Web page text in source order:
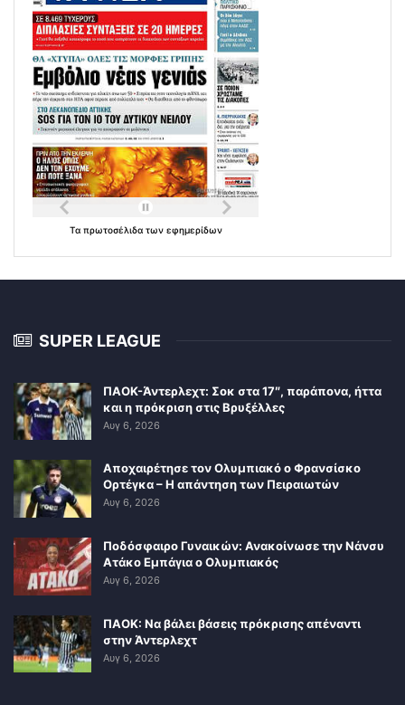
Τα πρωτοσέλιδα των εφημερίδων
SUPER LEAGUE
ΠΑΟΚ-Άντερλεχτ: Σοκ στα 17″, παράπονα, ήττα
και η πρόκριση στις Βρυξέλλες
Αυγ 6, 2026
Αποχαιρέτησε τον Ολυμπιακό ο Φρανσίσκο
Ορτέγκα – Η απάντηση των Πειραιωτών
Αυγ 6, 2026
Ποδόσφαιρο Γυναικών: Ανακοίνωσε την Νάνσυ
Ατάκο Εμπάγια ο Ολυμπιακός
Αυγ 6, 2026
ΠΑΟΚ: Να βάλει βάσεις πρόκρισης απέναντι
στην Άντερλεχτ
Αυγ 6, 2026